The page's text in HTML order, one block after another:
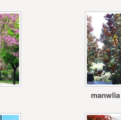
manwlia